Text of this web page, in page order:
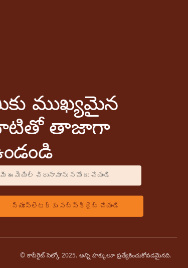
ముఖ్యమైన
తాజాగా
© కాపీరైట్ సెల్కో 2025. అన్ని హక్కులూ ప్రత్యేకించుకోవడమైనది.